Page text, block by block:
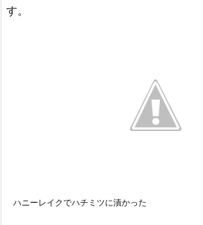
す。
ハニーレイクでハチミツに漬かった